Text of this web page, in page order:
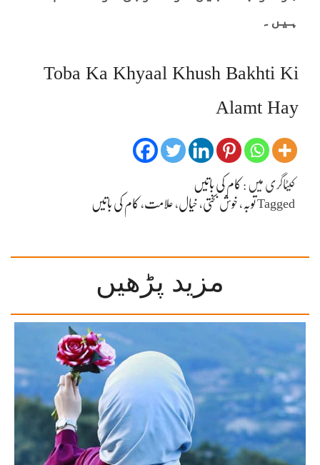
ہیں۔
Toba Ka Khyaal Khush Bakhti Ki
Alamt Hay
کیٹاگری میں : کام کی باتیں
Taggedتوبہ ، خوش بختی، خیال، علامت، کام کی باتیں
مزید پڑھیں